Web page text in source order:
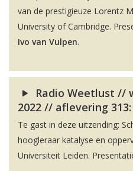
van de prestigieuze Lorentz
University of Cambridge.
Ivo van Vulpen.
Radio Weetlust //
2022 // aflevering 313:
Te gast in deze uitzending:
hoogleraar katalyse en
Universiteit Leiden.